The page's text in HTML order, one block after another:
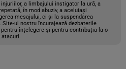
a limbajului instigator la ură, a
în mod abuziv, a aceluiași
mesajului, ci și la suspendarea
ul nostru încurajează dezbaterile
înțelegere și pentru contribuția la o
atacuri.